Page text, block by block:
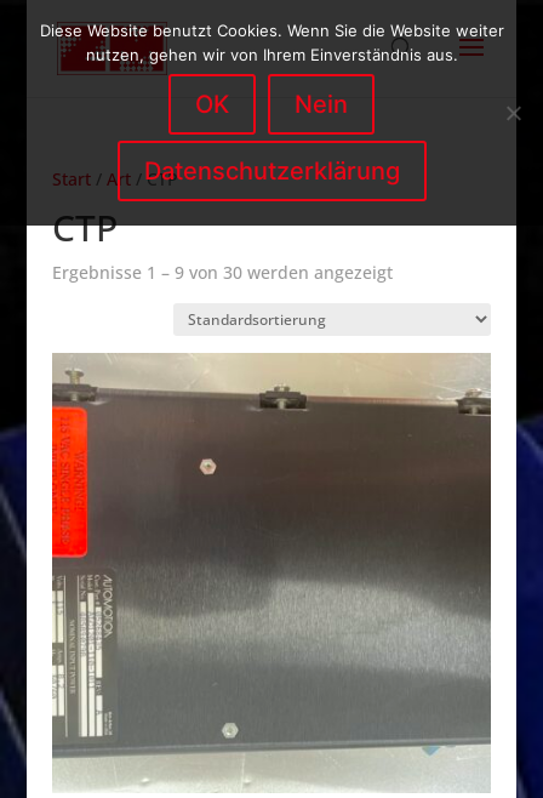
Start/ Art/ CTP
CTP
Ergebnisse 1 – 9 von 30 werden angezeigt
Diese Website benutzt Cookies. Wenn Sie die Website weiter
nutzen, gehen wir von Ihrem Einverständnis aus.
OK Nein
Datenschutzerklärung